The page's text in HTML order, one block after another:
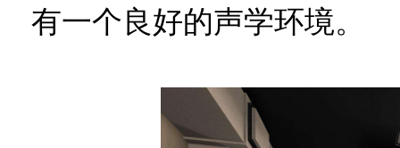
有一个良好的声学环境。